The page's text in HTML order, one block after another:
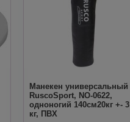
Манекен универсальный
RuscoSport, NO-0622,
одноногий 140см20кг +- 3
кг, ПВХ